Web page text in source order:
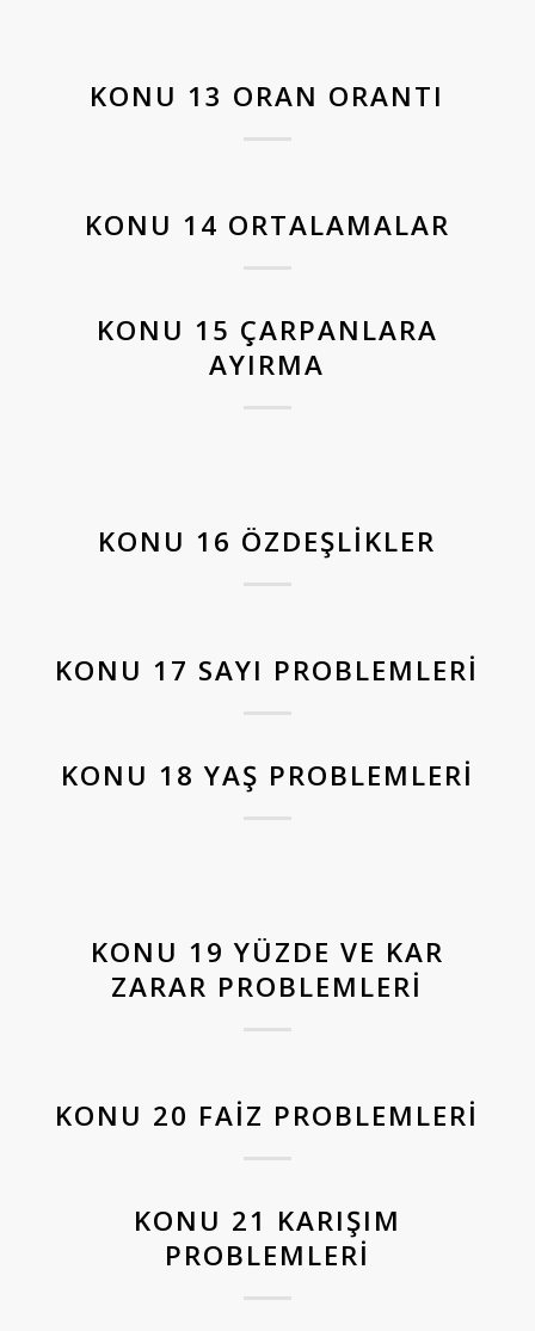
KONU 13 ORAN ORANTI
KONU 14 ORTALAMALAR
KONU 15 ÇARPANLARA
AYIRMA
KONU 16 ÖZDEŞLIKLER
KONU 17 SAYI PROBLEMLERI
KONU 18 YAŞ PROBLEMLERI
KONU 19 YÜZDE VE KAR
ZARAR PROBLEMLERI
KONU 20 FAIZ PROBLEMLERI
KONU 21 KARIŞIM
PROBLEMLERI